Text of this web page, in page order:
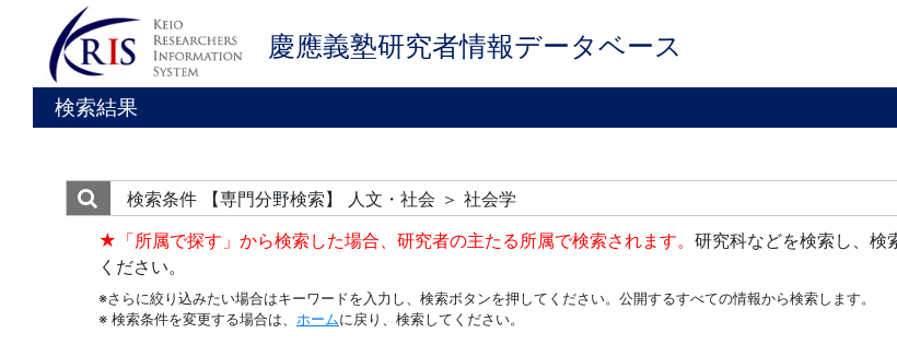
慶應義塾研究者情報データベース
検索結果
検索条件
【専門分野検索】 人文・社会 ＞ 社会学
★「所属で探す」から検索した場合、研究者の主たる所属で検索されます。 研究科などを検索し、検
ください。
※さらに絞り込みたい場合はキーワードを入力し、検索ボタンを押してください。公開するすべての情報から検索します。
※ 検索条件を変更する場合は、 ホームに戻り、検索してください。